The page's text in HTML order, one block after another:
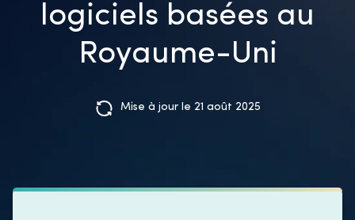
logiciels basées au
Royaume-Uni
Mise à jour le 21 août 2025